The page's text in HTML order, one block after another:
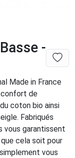
-
Made in France
confort de
coton bio ainsi
Fabriqués
vous garantissent
cela soit pour
vous